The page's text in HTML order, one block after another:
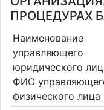
ПРОЦЕДУРАХ
Наименование
управляющего
юридического
ФИО
физического лица